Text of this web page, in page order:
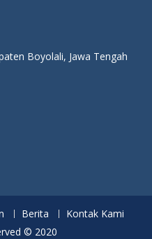
Boyolali, Jawa Tengah
Berita
Kontak Kami
© 2020